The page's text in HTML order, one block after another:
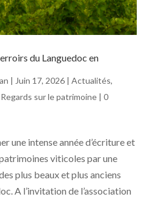
du Languedoc en
| Juin 17, 2026| Actualités,
Regards sur le patrimoine| 0
une intense année d’écriture et
viticoles par une
plus beaux et plus anciens
A l’invitation de l’association